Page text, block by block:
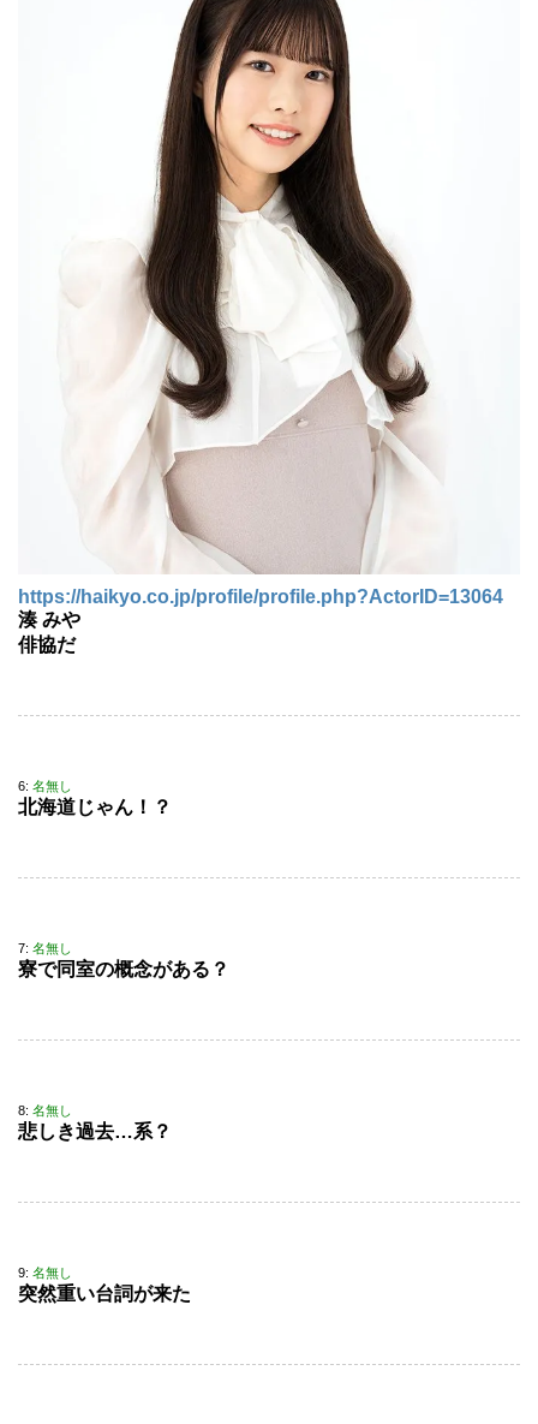
https://haikyo.co.jp/profile/profile.php?ActorID=13064
湊 みや
俳協だ
6: 名無し
北海道じゃん！？
7: 名無し
寮で同室の概念がある？
8: 名無し
悲しき過去…系？
9: 名無し
突然重い台詞が来た